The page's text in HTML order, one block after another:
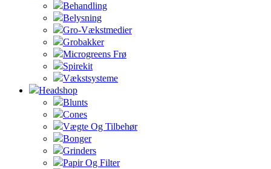
Behandling
Belysning
Gro-Vækstmedier
Grobakker
Microgreens Frø
Spirekit
Vækstsysteme
Headshop
Blunts
Cones
Vægte Og Tilbehør
Bonger
Grinders
Papir Og Filter